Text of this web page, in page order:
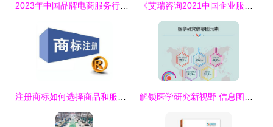
2023年中国品牌电商服务行业深度解析 艾媒咨询研究报告揭示市场趋势与机遇 《艾瑞咨询2021中国企业服务研究报告》深度解析 信息咨询服务如何驱动企业数字化转型
注册商标如何选择商品和服务项目——以信息咨询服务为例 解锁医学研究新视野 信息图元素AI模板下载与信息图表应用指南